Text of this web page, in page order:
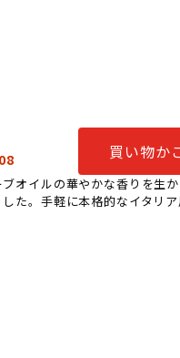
買い物か
オイルの華やかな香りを生
た。手軽に本格的なイタリ